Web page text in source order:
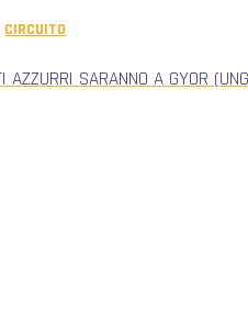
CIRCUITO
SARANNO A GYOR